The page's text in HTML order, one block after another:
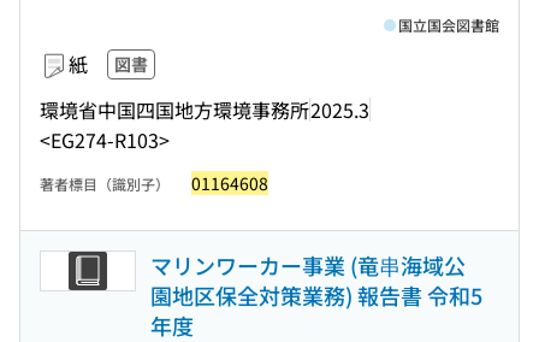
紙 図書
環境省中国四国地方環境事務所2025.3
<EG274-R103>
国立国会図書館
著者標目（識別子） 01164608
マリンワーカー事業 (竜串海域公
園地区保全対策業務) 報告書 令和5
年度